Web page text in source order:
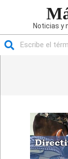
Noticias y